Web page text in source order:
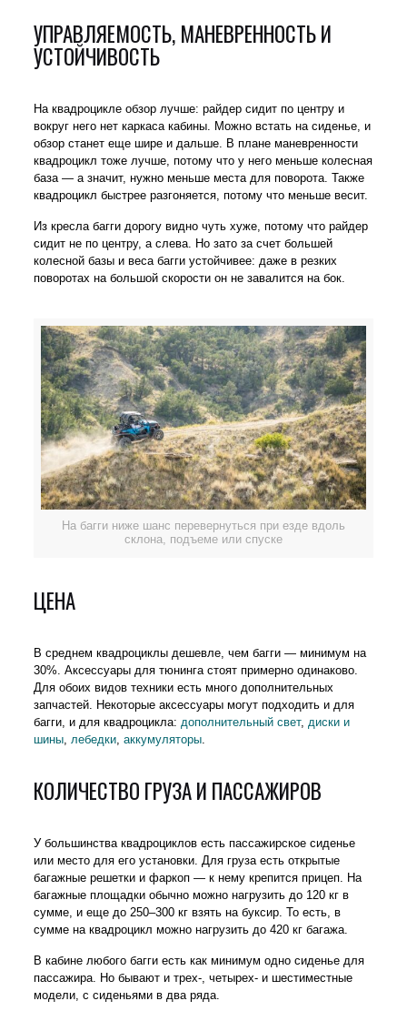
УПРАВЛЯЕМОСТЬ, МАНЕВРЕННОСТЬ И
УСТОЙЧИВОСТЬ
На квадроцикле обзор лучше: райдер сидит по центру и
вокруг него нет каркаса кабины. Можно встать на сиденье, и
обзор станет еще шире и дальше. В плане маневренности
квадроцикл тоже лучше, потому что у него меньше колесная
база — а значит, нужно меньше места для поворота. Также
квадроцикл быстрее разгоняется, потому что меньше весит.
Из кресла багги дорогу видно чуть хуже, потому что райдер
сидит не по центру, а слева. Но зато за счет большей
колесной базы и веса багги устойчивее: даже в резких
поворотах на большой скорости он не завалится на бок.
На багги ниже шанс перевернуться при езде вдоль
склона, подъеме или спуске
ЦЕНА
В среднем квадроциклы дешевле, чем багги — минимум на
30%. Аксессуары для тюнинга стоят примерно одинаково.
Для обоих видов техники есть много дополнительных
запчастей. Некоторые аксессуары могут подходить и для
багги, и для квадроцикла: дополнительный свет, диски и
шины, лебедки, аккумуляторы.
КОЛИЧЕСТВО ГРУЗА И ПАССАЖИРОВ
У большинства квадроциклов есть пассажирское сиденье
или место для его установки. Для груза есть открытые
багажные решетки и фаркоп — к нему крепится прицеп. На
багажные площадки обычно можно нагрузить до 120 кг в
сумме, и еще до 250–300 кг взять на буксир. То есть, в
сумме на квадроцикл можно нагрузить до 420 кг багажа.
В кабине любого багги есть как минимум одно сиденье для
пассажира. Но бывают и трех-, четырех- и шестиместные
модели, с сиденьями в два ряда.